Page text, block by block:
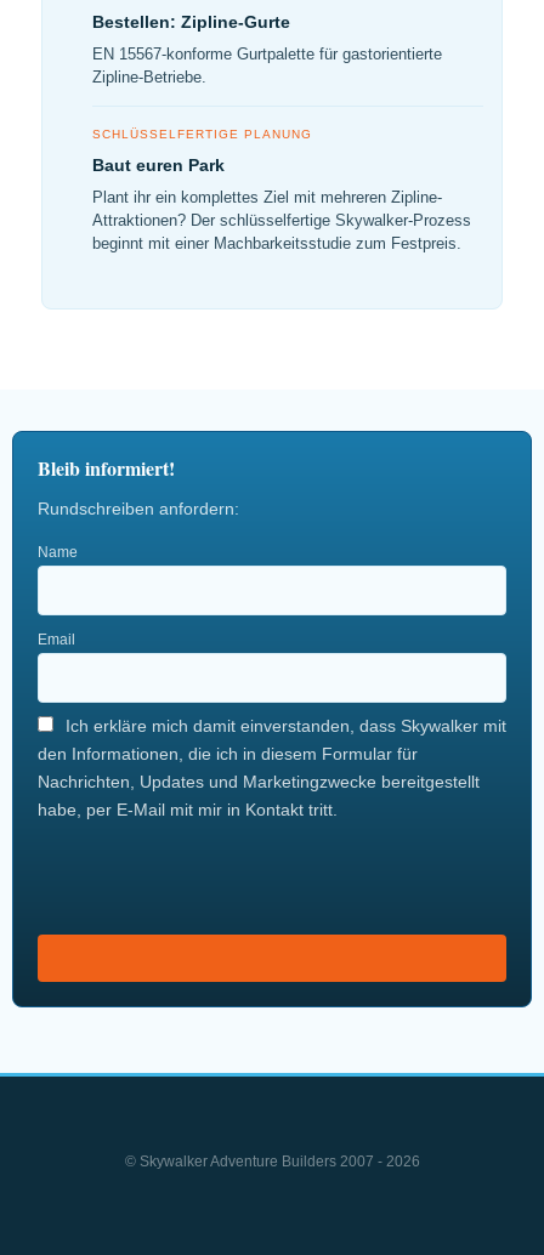
Bestellen: Zipline-Gurte
EN 15567-konforme Gurtpalette für gastorientierte
Zipline-Betriebe.
SCHLÜSSELFERTIGE PLANUNG
Baut euren Park
Plant ihr ein komplettes Ziel mit mehreren Zipline-
Attraktionen? Der schlüsselfertige Skywalker-Prozess
beginnt mit einer Machbarkeitsstudie zum Festpreis.
Bleib informiert!
Rundschreiben anfordern:
Name
Email
Ich erkläre mich damit einverstanden, dass Skywalker mit
den Informationen, die ich in diesem Formular für
Nachrichten, Updates und Marketingzwecke bereitgestellt
habe, per E-Mail mit mir in Kontakt tritt.
© Skywalker Adventure Builders 2007 - 2026